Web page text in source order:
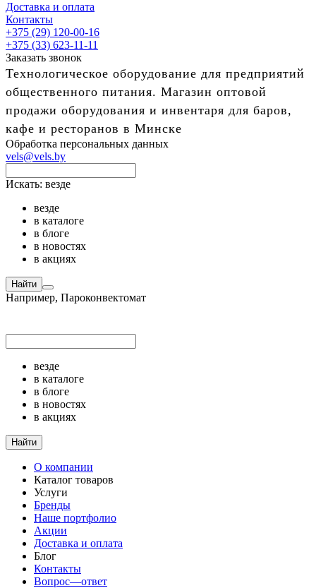
Доставка и оплата
Контакты
+375 (29) 120-00-16
+375 (33) 623-11-11
Заказать звонок
Технологическое оборудование для предприятий
общественного питания. Магазин оптовой
продажи оборудования и инвентаря для баров,
кафе и ресторанов в Минске
Обработка персональных данных
vels@vels.by
Искать: везде
везде
в каталоге
в блоге
в новостях
в акциях
Найти
Например, Пароконвектомат
везде
в каталоге
в блоге
в новостях
в акциях
Найти
О компании
Каталог товаров
Услуги
Бренды
Наше портфолио
Акции
Доставка и оплата
Блог
Контакты
Вопрос—ответ